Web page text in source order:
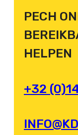
PECH
HELPEN
+32